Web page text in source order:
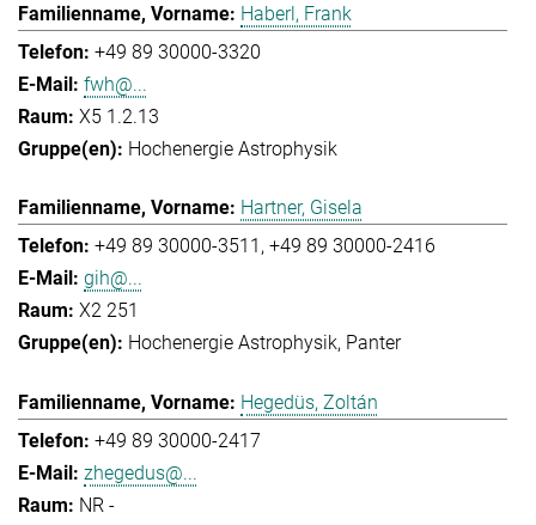
Haberl, Frank
+49 89 30000-3320
fwh@...
X5 1.2.13
Hochenergie Astrophysik
Hartner, Gisela
+49 89 30000-3511 +49 89 30000-2416
gih@...
X2 251
Hochenergie Astrophysik Panter
Hegedüs, Zoltán
+49 89 30000-2417
zhegedus@...
NR -